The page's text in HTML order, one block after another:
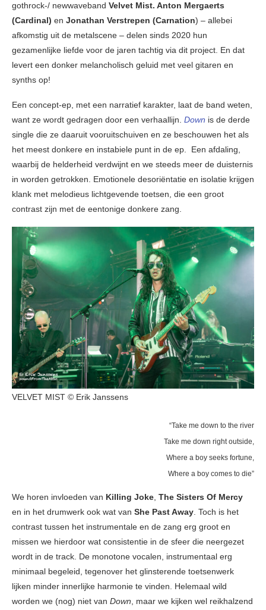
gothrock-/ newwaveband Velvet Mist. Anton Mergaerts
(Cardinal) en Jonathan Verstrepen (Carnation) – allebei
afkomstig uit de metalscene – delen sinds 2020 hun
gezamenlijke liefde voor de jaren tachtig via dit project. En dat
levert een donker melancholisch geluid met veel gitaren en
synths op!
Een concept-ep, met een narratief karakter, laat de band weten,
want ze wordt gedragen door een verhaallijn. Down is de derde
single die ze daaruit vooruitschuiven en ze beschouwen het als
het meest donkere en instabiele punt in de ep. Een afdaling,
waarbij de helderheid verdwijnt en we steeds meer de duisternis
in worden getrokken. Emotionele desoriëntatie en isolatie krijgen
klank met melodieus lichtgevende toetsen, die een groot
contrast zijn met de eentonige donkere zang.
VELVET MIST © Erik Janssens
“Take me down to the river
Take me down right outside,
Where a boy seeks fortune,
Where a boy comes to die”
We horen invloeden van Killing Joke The Sisters Of Mercy
en in het drumwerk ook wat van She Past Away . Toch is het
contrast tussen het instrumentale en de zang erg groot en
missen we hierdoor wat consistentie in de sfeer die neergezet
wordt in de track. De monotone vocalen, instrumentaal erg
minimaal begeleid, tegenover het glinsterende toetsenwerk
lijken minder innerlijke harmonie te vinden. Helemaal wild
worden we (nog) niet van Down , maar we kijken wel reikhalzend